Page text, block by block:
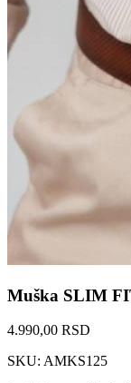
Muška SLIM
4.990,00 RSD
SKU: AMKS125